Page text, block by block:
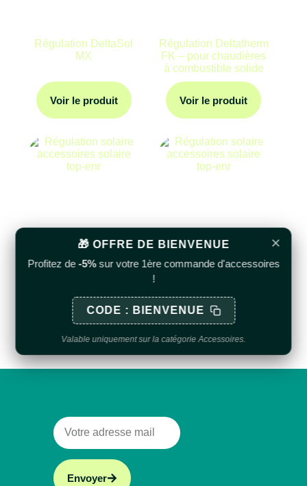
Régulation DeltaSol
MX
Voir le produit
Régulation Deltatherm
FK – pour chaudières
à combustible solide
Voir le produit
Voir le produit Voir le produit
Envoyer
×
🎁 OFFRE DE BIENVENUE
Profitez de-5%sur votre 1ère commande d'accessoires
!
CODE : BIENVENUE
Valable uniquement sur la catégorie Accessoires.